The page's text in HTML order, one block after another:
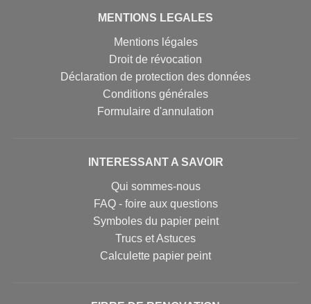
MENTIONS LEGALES
Mentions légales
Droit de révocation
Déclaration de protection des données
Conditions générales
Formulaire d'annulation
INTERESSANT A SAVOIR
Qui sommes-nous
FAQ - foire aux questions
Symboles du papier peint
Trucs et Astuces
Calculette papier peint